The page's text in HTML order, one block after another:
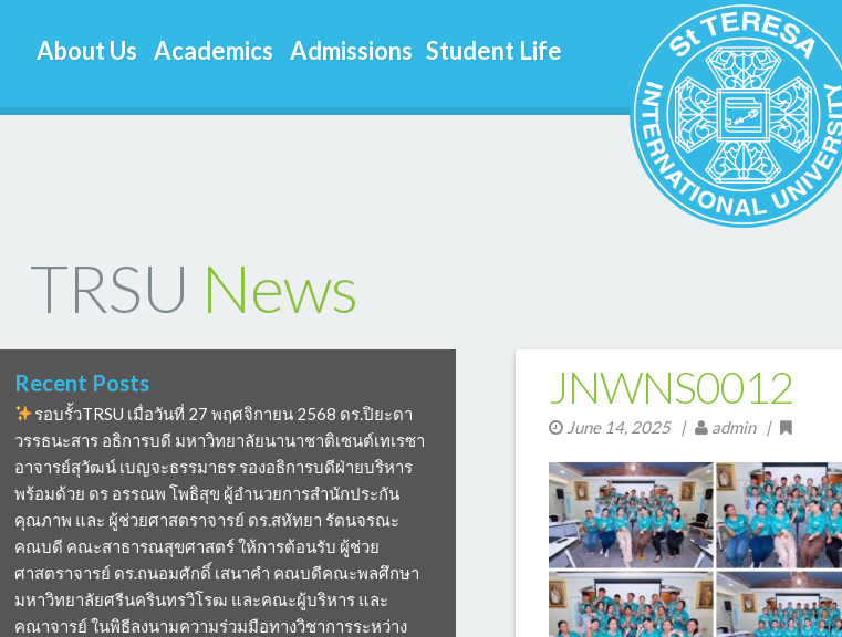
About Us Academics Admissions Student Life
TRSU News
Recent Posts
รอบรั้วTRSU เมื่อวันที่ 27 พฤศจิกายน 2568 ดร.ปิยะดา
วรรธนะสาร อธิการบดี มหาวิทยาลัยนานาชาติเซนต์เทเรซา
อาจารย์สุวัฒน์ เบญจะธรรมาธร รองอธิการบดีฝ่ายบริหาร
พร้อมด้วย ดร อรรณพ โพธิสุข ผู้อำนวยการสำนักประกัน
คุณภาพ และ ผู้ช่วยศาสตราจารย์ ดร.สหัทยา รัตนจรณะ
คณบดี คณะสาธารณสุขศาสตร์ ให้การต้อนรับ ผู้ช่วย
ศาสตราจารย์ ดร.ถนอมศักดิ์ เสนาคำ คณบดีคณะพลศึกษา
มหาวิทยาลัยศรีนครินทรวิโรฒ และคณะผู้บริหาร และ
คณาจารย์ ในพิธีลงนามความร่วมมือทางวิชาการระหว่าง
JNWNS0012
June 14, 2025| admin |